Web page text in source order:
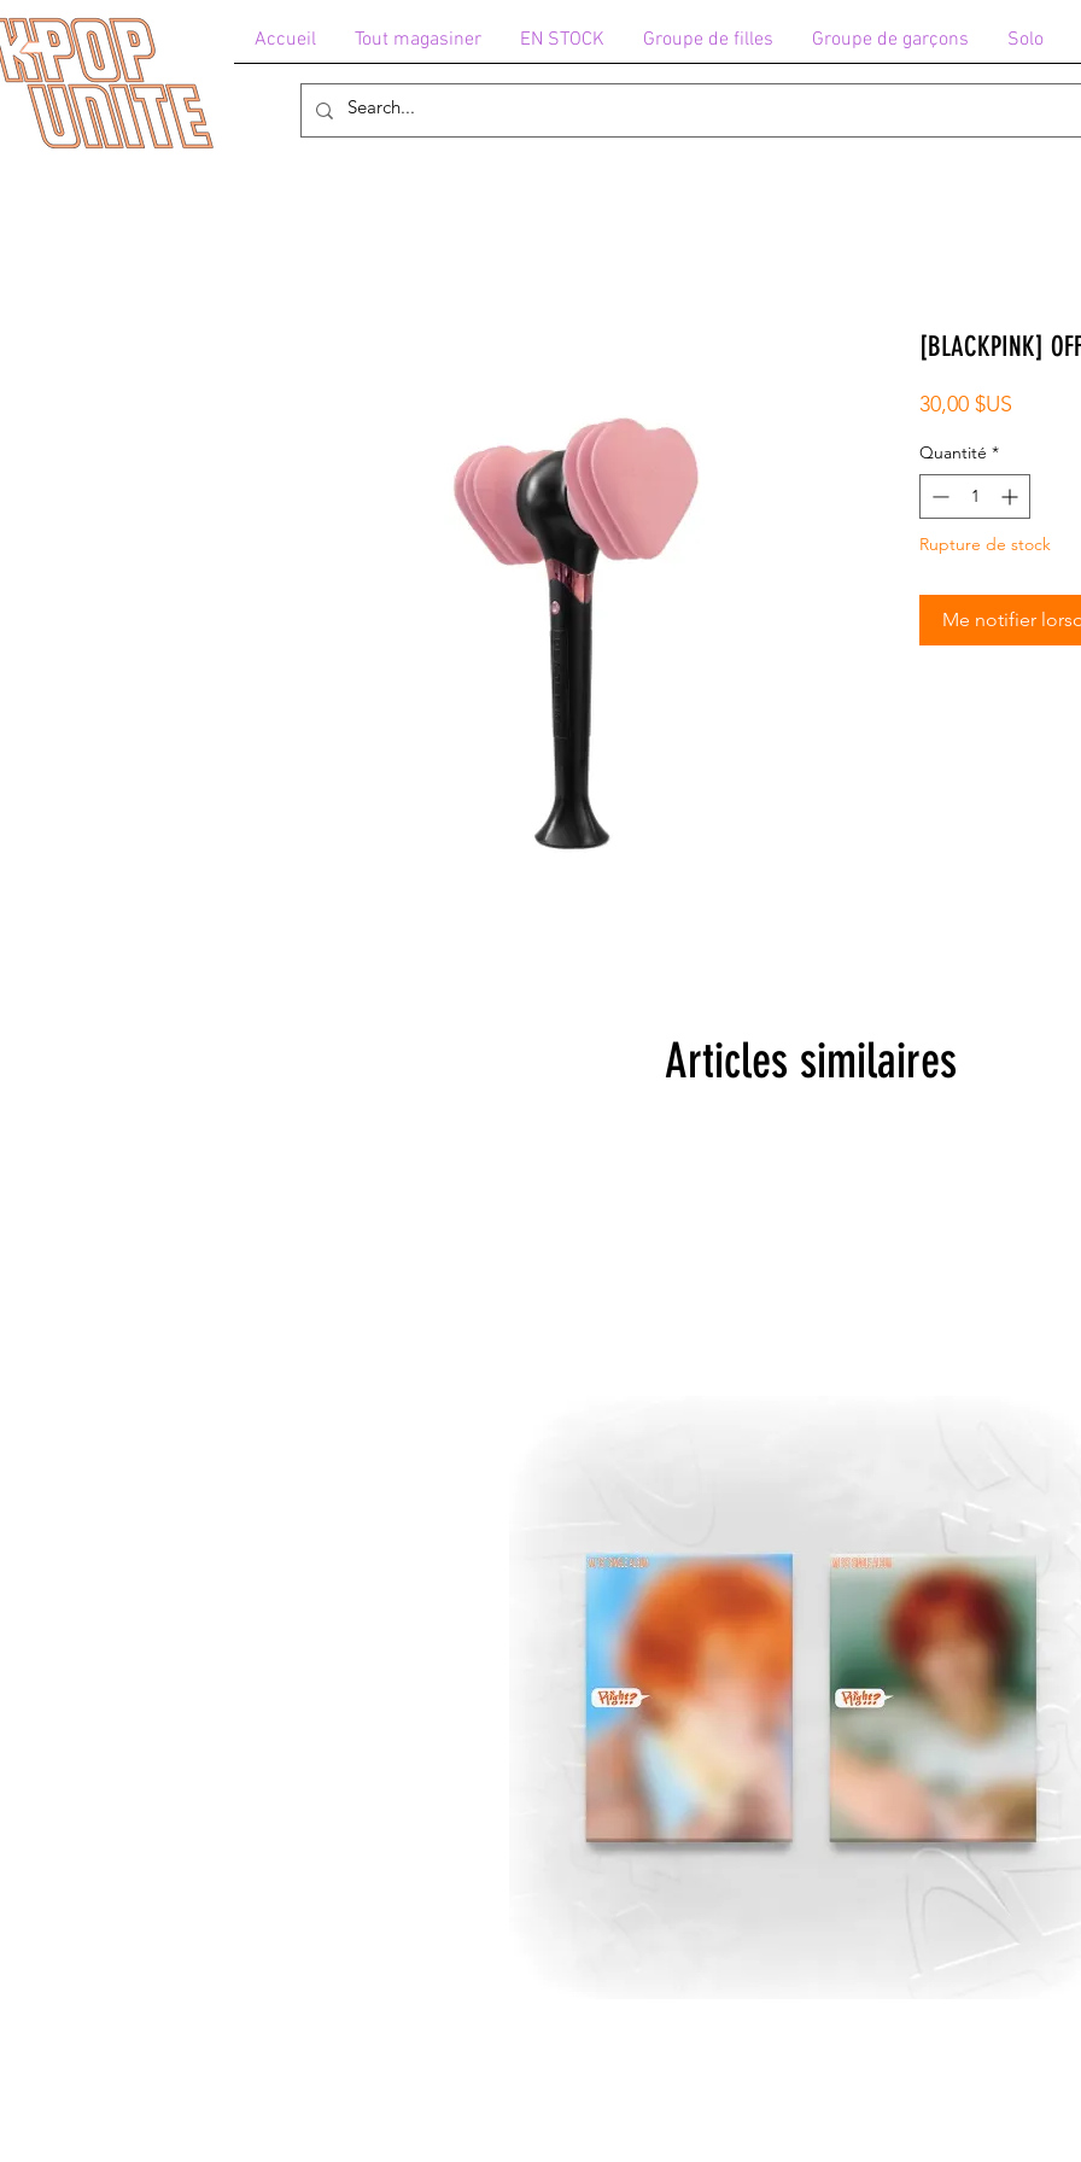
Accueil Tout magasiner EN STOCK Groupe de filles Groupe de garçons Solo
[BLACKPINK]
30,00 $US
Quantité *
Rupture de stock
Me notifier
Articles similaires